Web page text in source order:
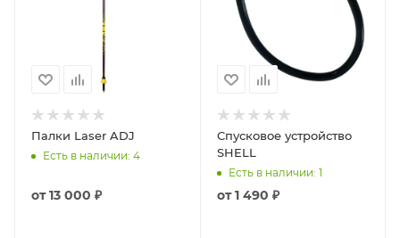
Палки Laser ADJ
Есть в наличии: 4
от13 000 ₽
Спусковое устройство
SHELL
Есть в наличии: 1
от1 490 ₽